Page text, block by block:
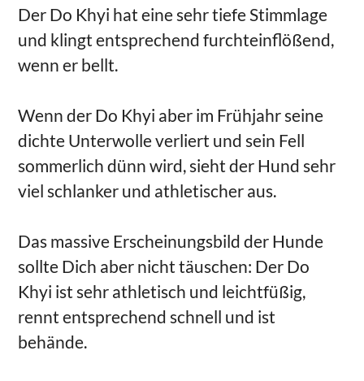
Der Do Khyi hat eine sehr tiefe Stimmlage
und klingt entsprechend furchteinflößend,
wenn er bellt.
Wenn der Do Khyi aber im Frühjahr seine
dichte Unterwolle verliert und sein Fell
sommerlich dünn wird, sieht der Hund sehr
viel schlanker und athletischer aus.
Das massive Erscheinungsbild der Hunde
sollte Dich aber nicht täuschen: Der Do
Khyi ist sehr athletisch und leichtfüßig,
rennt entsprechend schnell und ist
behände.